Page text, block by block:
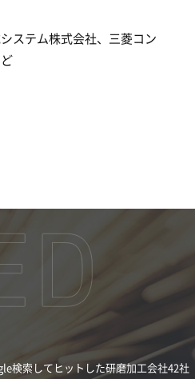
ステム株式会社、三菱コン
検索してヒットした研磨加工会社42社